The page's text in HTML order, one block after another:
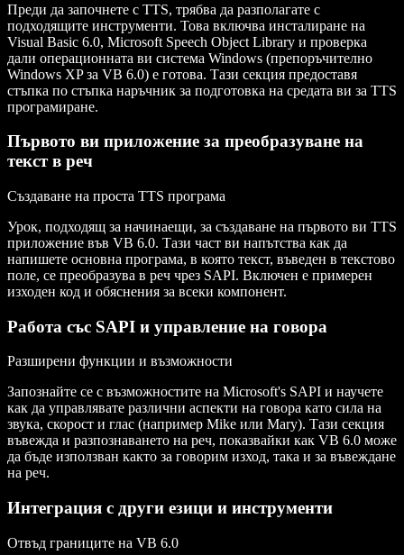
Преди да започнете с TTS, трябва да разполагате с
подходящите инструменти. Това включва инсталиране на
Visual Basic 6.0, Microsoft Speech Object Library и проверка
дали операционната ви система Windows (препоръчително
Windows XP за VB 6.0) е готова. Тази секция предоставя
стъпка по стъпка наръчник за подготовка на средата ви за TTS
програмиране.
Първото ви приложение за преобразуване на
текст в реч
Създаване на проста TTS програма
Урок, подходящ за начинаещи, за създаване на първото ви TTS
приложение във VB 6.0. Тази част ви напътства как да
напишете основна програма, в която текст, въведен в текстово
поле, се преобразува в реч чрез SAPI. Включен е примерен
изходен код и обяснения за всеки компонент.
Работа със SAPI и управление на говора
Разширени функции и възможности
Запознайте се с възможностите на Microsoft's SAPI и научете
как да управлявате различни аспекти на говора като сила на
звука, скорост и глас (например Mike или Mary). Тази секция
въвежда и разпознаването на реч, показвайки как VB 6.0 може
да бъде използван както за говорим изход, така и за въвеждане
на реч.
Интеграция с други езици и инструменти
Отвъд границите на VB 6.0